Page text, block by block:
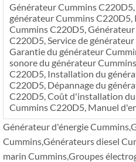
Générateur Cummins
générateur Cummins
Cummins C220D5,
C220D5, Service de
Garantie du générateur
sonore du générateur
C220D5, Installation du
C220D5, Dépannage du
C220D5, Coût d'installation
Cummins C220D5, Manuel
Générateur d'énergie
Cummins,Générateurs diesel
marin Cummins,Groupes